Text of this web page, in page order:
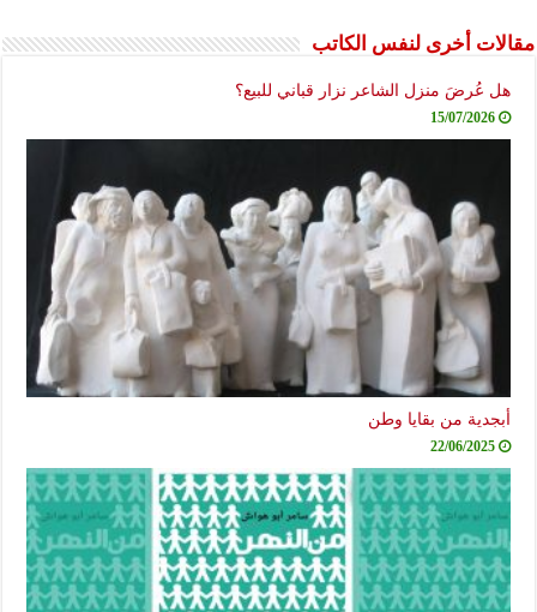
مقالات أخرى لنفس الكاتب
هل عُرضَ منزل الشاعر نزار قباني للبيع؟
15/07/2026
أبجدية من بقايا وطن
22/06/2025